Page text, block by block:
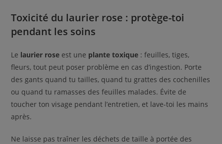
Toxicité du laurier rose : protège-toi
pendant les soins
Le laurier rose est une plante toxique : feuilles, tiges,
fleurs, tout peut poser problème en cas d’ingestion. Porte
des gants quand tu tailles, quand tu grattes des cochenilles
ou quand tu ramasses des feuilles malades. Évite de
toucher ton visage pendant l’entretien, et lave-toi les mains
après.
Ne laisse pas traîner les déchets de taille à portée des